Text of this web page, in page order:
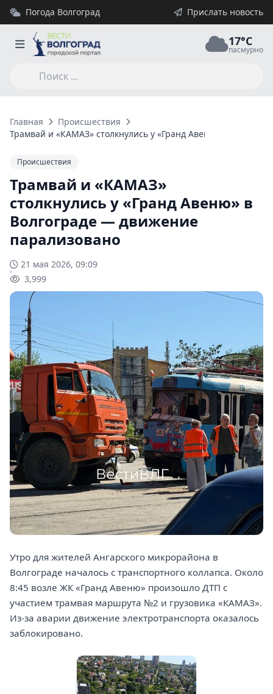
Погода Волгоград Прислать новость
17°C
пасмурно
Главная
Происшествия
Трамвай и «КАМАЗ» столкнулись у «Гранд Авеню» в
Происшествия
Трамвай и «КАМАЗ»
столкнулись у «Гранд Авеню» в
Волгограде — движение
парализовано
21 мая 2026, 09:09
3,999
Утро для жителей Ангарского микрорайона в
Волгограде началось с транспортного коллапса. Около
8:45 возле ЖК «Гранд Авеню» произошло ДТП с
участием трамвая маршрута №2 и грузовика «КАМАЗ».
Из-за аварии движение электротранспорта оказалось
заблокировано.